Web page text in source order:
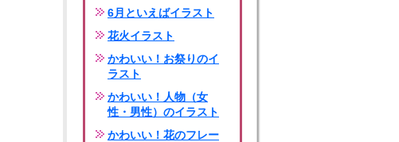
6月といえばイラスト
花火イラスト
かわいい！お祭りのイ
ラスト
かわいい！人物（女
性・男性）のイラスト
かわいい！花のフレー